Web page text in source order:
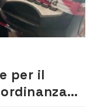
per il